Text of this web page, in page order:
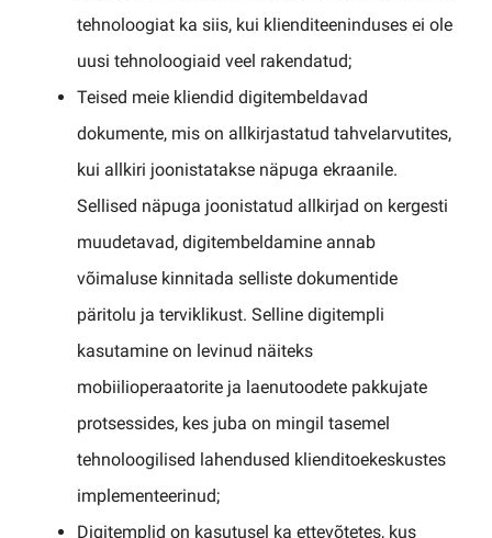
tehnoloogiat ka siis, kui klienditeeninduses ei ole
uusi tehnoloogiaid veel rakendatud;
Teised meie kliendid digitembeldavad
dokumente, mis on allkirjastatud tahvelarvutites,
kui allkiri joonistatakse näpuga ekraanile.
Sellised näpuga joonistatud allkirjad on kergesti
muudetavad, digitembeldamine annab
võimaluse kinnitada selliste dokumentide
päritolu ja terviklikust. Selline digitempli
kasutamine on levinud näiteks
mobiilioperaatorite ja laenutoodete pakkujate
protsessides, kes juba on mingil tasemel
tehnoloogilised lahendused klienditoekeskustes
implementeerinud;
Digitemplid on kasutusel ka ettevõtetes, kus